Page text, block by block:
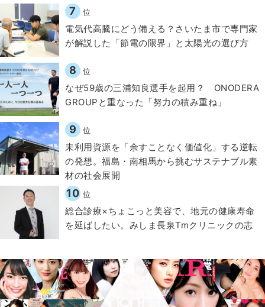
7 位
電気代高騰にどう備える？さいたま市で専門家
が解説した「節電の限界」と太陽光の選び方
8 位
なぜ59歳の三浦知良選手を起用？ ONODERA
GROUPと重なった「努力の積み重ね」
9 位
​​未利用資源を「余すことなく価値化」する逆転
の発想。福島・南相馬から挑むサステナブル素
材の社会展開​
10 位
総合診療×ちょこっと美容で、地元の健康寿命
を延ばしたい。みしま長泉Tmクリニックの志